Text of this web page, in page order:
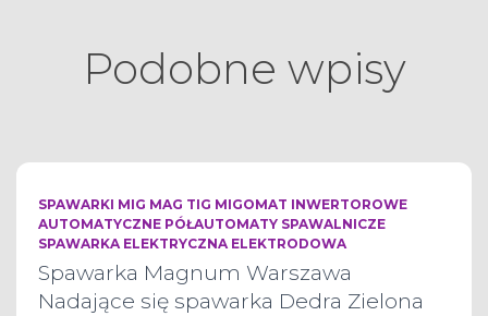
Podobne wpisy
SPAWARKI MIG MAG TIG MIGOMAT INWERTOROWE
AUTOMATYCZNE PÓŁAUTOMATY SPAWALNICZE
SPAWARKA ELEKTRYCZNA ELEKTRODOWA
Spawarka Magnum Warszawa
Nadające się spawarka Dedra Zielona